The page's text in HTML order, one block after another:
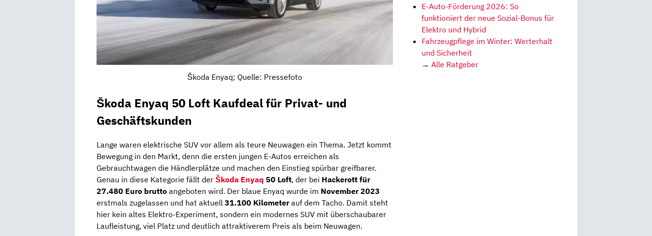
Škoda Enyaq; Quelle: Pressefoto
Škoda Enyaq 50 Loft Kaufdeal für Privat- und
Geschäftskunden
Lange waren elektrische SUV vor allem als teure Neuwagen ein Thema. Jetzt kommt
Bewegung in den Markt, denn die ersten jungen E-Autos erreichen als
Gebrauchtwagen die Händlerplätze und machen den Einstieg spürbar greifbarer.
Genau in diese Kategorie fällt der Škoda Enyaq 50 Loft, der bei Hackerott für
27.480 Euro brutto angeboten wird. Der blaue Enyaq wurde im November 2023
erstmals zugelassen und hat aktuell 31.100 Kilometerauf dem Tacho. Damit steht
hier kein altes Elektro-Experiment, sondern ein modernes SUV mit überschaubarer
Laufleistung, viel Platz und deutlich attraktiverem Preis als beim Neuwagen.
E-Auto-Förderung 2026: So
funktioniert der neue Sozial-Bonus für
Elektro und Hybrid
Fahrzeugpflege im Winter: Werterhalt
und Sicherheit
→ Alle Ratgeber